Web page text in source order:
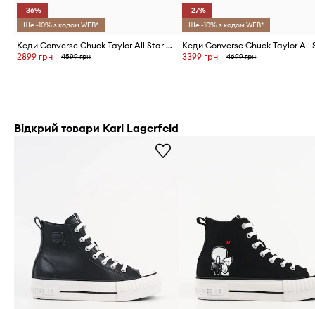
-36%
Ще -10% з кодом WEB*
Кеди Converse Chuck Taylor All Star Lift
2899 грн
4599 грн
-27%
Ще -10% з кодом WEB*
3399 грн 4699 грн
Відкрий товари Karl Lagerfeld